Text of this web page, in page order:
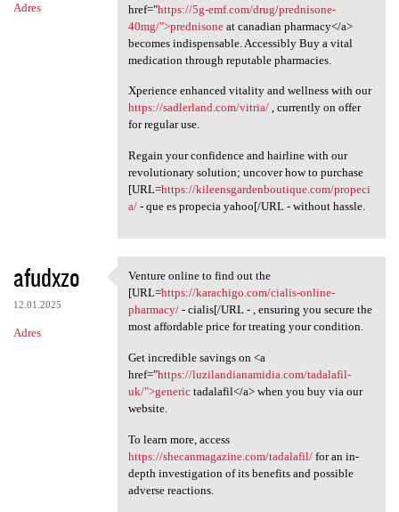
Adres
href="https://5g-emf.com/drug/prednisone-
40mg/">prednisoneat canadian pharmacy</a>
becomes indispensable. Accessibly Buy a vital
medication through reputable pharmacies.
Xperience enhanced vitality and wellness with our
https://sadlerland.com/vitria/, currently on offer
for regular use.
Regain your confidence and hairline with our
revolutionary solution; uncover how to purchase
[URL=https://kileensgardenboutique.com/propeci
a/- que es propecia yahoo[/URL - without hassle.
afudxzo
12.01.2025
Adres
Venture online to find out
Venture online to find out the
[URL=https://karachigo.com/cialis-online-
pharmacy/- cialis[/URL - , ensuring you secure the
most affordable price for treating your condition.
Get incredible savings on <a
href="https://luzilandianamidia.com/tadalafil-
uk/">generictadalafil</a> when you buy via our
website.
To learn more, access
https://shecanmagazine.com/tadalafil/for an in-
depth investigation of its benefits and possible
adverse reactions.